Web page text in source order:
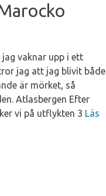
vaknar upp i ett
jag att jag blivit både
är mörket, så
Atlasbergen Efter
vi på utflykten 3 Läs